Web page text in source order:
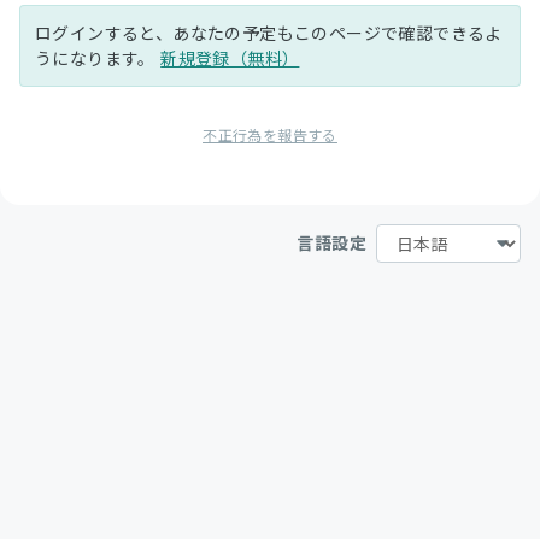
ログインすると、あなたの予定もこのページで確認できるよ
うになります。新規登録（無料）
不正行為を報告する
言語設定